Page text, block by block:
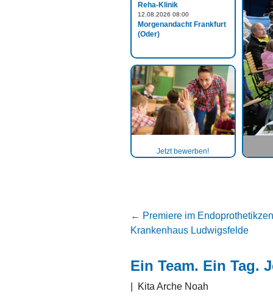
Reha-Klinik
12.08.2026 08:00
Morgenandacht Frankfurt
(Oder)
Jetzt bewerben!
← Premiere im
Krankenhaus Ludwigsfelde
Ein Team. Ein Tag.
Kita Arche Noah